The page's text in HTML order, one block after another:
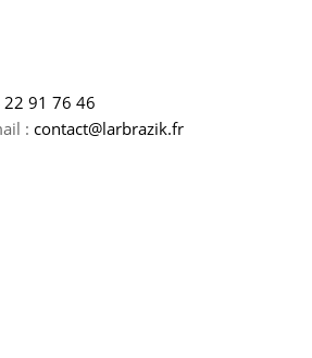
91 76 46
: contact@larbrazik.fr